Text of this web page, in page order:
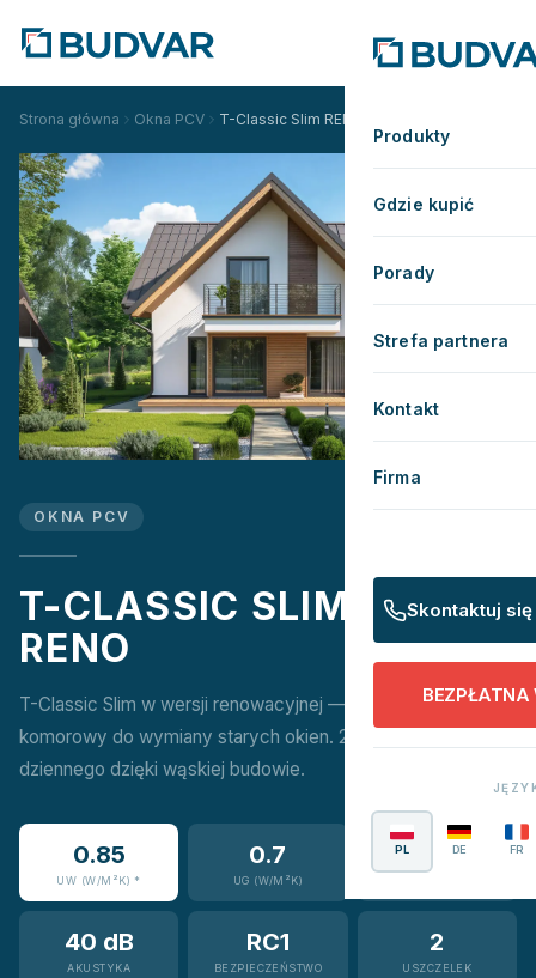
Produkty
Gdzie kupić
Porady
Strefa partnera
Kontakt
Firma
Skontaktuj
BEZPŁATNA
PL DE FR
Strona główna Okna PCV T-Classic Slim RENO
OKNA PCV
T-CLASSIC SLIM
RENO
T-Classic Slim w wersji renowacyjnej — smukły profil 7-
komorowy do wymiany starych okien. 27% więcej światła
dziennego dzięki wąskiej budowie.
0.85
UW (W/M²K) *
0.7
UG (W/M²K)
40 dB
AKUSTYKA
RC1
BEZPIECZEŃSTWO
2
USZCZELEK